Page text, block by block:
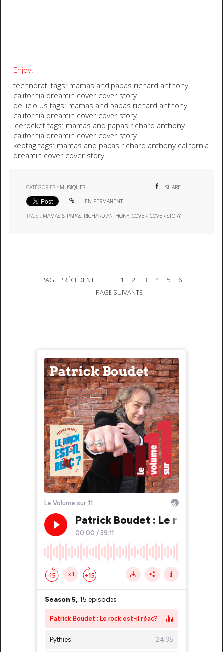
Enjoy!
technorati tags: mamas and papas richard anthony
california dreamin cover cover story
del.icio.us tags: mamas and papas richard anthony
california dreamin cover cover story
icerocket tags: mamas and papas richard anthony
california dreamin cover cover story
keotag tags: mamas and papas richard anthony california
dreamin cover cover story
CATÉGORIES : MUSIQUES SHARE
LIEN PERMANENT
TAGS : MAMAS & PAPAS, RICHARD ANTHONY,COVER,COVER STORY
PAGE PRÉCÉDENTE 1 2 3 4 5
6
PAGE SUIVANTE